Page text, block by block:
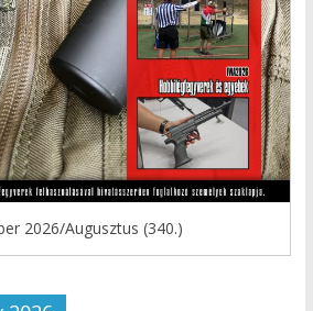
2026/Augusztus (340.)